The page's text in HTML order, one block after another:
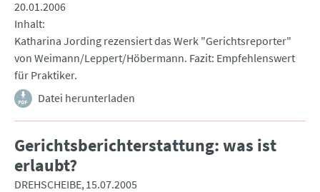
20.01.2006
Inhalt
Katharina Jording rezensiert das Werk "Gerichtsreporter"
von Weimann/Leppert/Höbermann. Fazit: Empfehlenswert
für Praktiker.
Datei herunterladen
Gerichtsberichterstattung: was ist
erlaubt?
DREHSCHEIBE 15.07.2005